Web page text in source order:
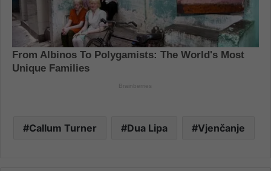
Callum Turner Dua Lipa Vjenčanje